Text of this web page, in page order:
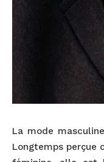
La mode
Longtemps perçue